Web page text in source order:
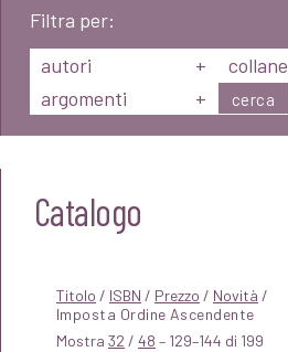
Filtra per:
autori
+ collane
argomenti
+ cerca
Catalogo
Titolo / ISBN / Prezzo / Novità /
Mostra 32 / 48 – 129–144 di 199